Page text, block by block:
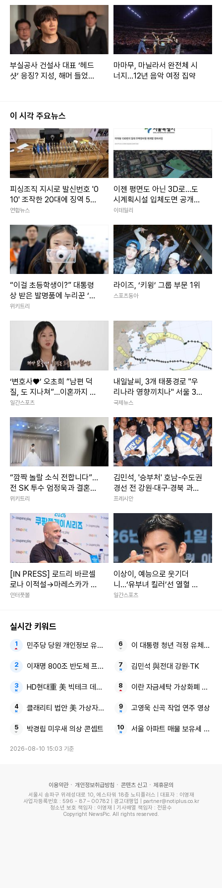
부실공사 건설사 대표 ‘헤드
샷’ 응징? 지성, 해머 들었
마마무, 마닐라서 완전체 시
너지…12년 음악 여정 집약
이 시각 주요뉴스
피싱조직 지시로 발신번호 '0
10' 조작한 20대에 징역 5년
구형
연합뉴스
이젠 평면도 아닌 3D로…도
시계획시설 입체도면 공개된
다
이데일리
“이걸 초등학생이?” 대통령
상 받은 발명품에 누리꾼 ‘감
탄’
위키트리
라이즈, ‘키윙’ 그룹 부문 1위
스포츠동아
‘변호사♥’ 오초희 “남편 덕
질, 도 지나쳐”…이혼까지 고
민 (결혼지옥)
일간스포츠
내일날씨, 3개 태풍경로 "우
리나라 영향끼치나" 서울 33
도 폭염 이어져
국제뉴스
“깜짝 놀랄 소식 전합니다”…
전 SK 투수 엄정욱과 결혼하
는 ‘여배우’ 정체
위키트리
김민석, '승부처' 호남-수도권
경선 전 강원·대구·경북 과반
승리
프레시안
[IN PRESS] 로드리 바르셀
로나 이적설→마레스카가 직
접 입 열었다…“업데이트 없
인터풋볼
이상이, 예능으로 웃기더
니…‘유부녀 킬러’선 열혈 형
사 [줌인]
일간스포츠
실시간 키워드
민주당 당원 개인정보 유출 2030세대 격노
이재명 800조 반도체 프로젝트 주 52시간 특례
HD현대重 美 빅테크 데이터센터 발전설비 공급
클래리티 법안 美 가상자산 규제 불확실성
박경림 미우새 의상 콘셉트
이 대통령 청년 걱정 유체이탈
김민석 與전대 강원·TK
이란 자금세탁 가상화폐 거래
고영욱 신곡 작업 연주 영상
서울 아파트 매물 보유세 폭탄
2026-08-10 15:03 기준
이용약관 개인정보취급방침 콘텐츠 신고 제휴문의
서울시 송파구 위례성대로 10, 에스타워 18층 노티플러스 | 대표자 : 이영재
사업자등록번호 : 596 - 87 – 00782 | 광고대행업 | partner@notiplus.co.kr
청소년 보호 책임자 : 이영재 | 기사배열 책임자 : 전윤수
Copyright NewsPic. All rights reserved.